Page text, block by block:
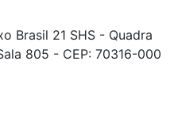
Brasil 21 SHS - Quadra
805 - CEP: 70316-000